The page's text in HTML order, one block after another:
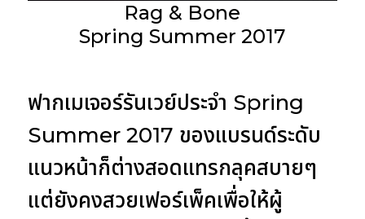
Rag & Bone
Spring Summer 2017
ฟากเมเจอร์รันเวย์ประจำ Spring
Summer 2017 ของแบรนด์ระดับ
แนวหน้าก็ต่างสอดแทรกลุคสบายๆ
แต่ยังคงสวยเฟอร์เพ็คเพื่อให้ผู้